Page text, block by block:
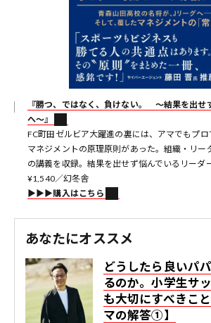
『勝つ、ではなく、負けない。 〜結果を出せ
へ〜』
FC町田ゼルビア大躍進の裏には、アマでもプ
マネジメントの原理原則があった。組織・リー
の講義を収録。結果を出せず悩んでいるリーダ
¥1,540／幻冬舎
▶︎▶︎▶︎購入はこちら
あなたにオススメ
どうしたら良いパ
るのか。小学生サ
も大切にすべきこ
マの解答①】